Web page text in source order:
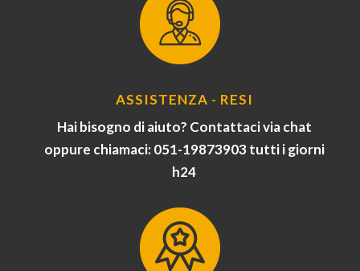
ASSISTENZA - RESI
Hai bisogno di aiuto? Contattaci via chat
oppure chiamaci: 051-19873903 tutti i giorni
h24